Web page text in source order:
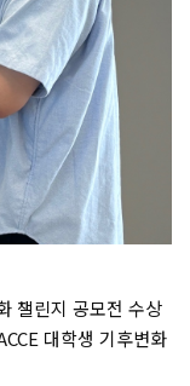
챌린지 공모전 수상
대학생 기후변화